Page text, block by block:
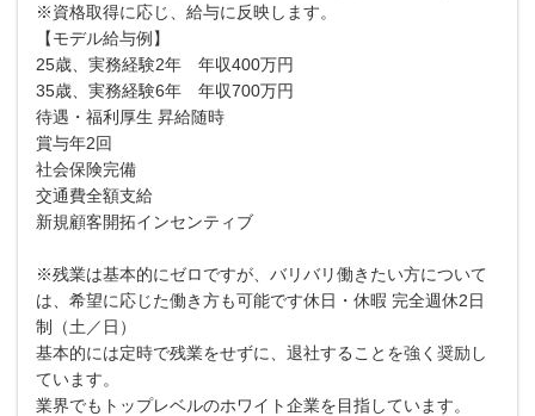
※資格取得に応じ、給与に反映します。
【モデル給与例】
25歳、実務経験2年 年収400万円
35歳、実務経験6年 年収700万円
待遇・福利厚生 昇給随時
賞与年2回
社会保険完備
交通費全額支給
新規顧客開拓インセンティブ
※残業は基本的にゼロですが、バリバリ働きたい方について
は、希望に応じた働き方も可能です休日・休暇 完全週休2日
制（土／日）
基本的には定時で残業をせずに、退社することを強く奨励し
ています。
業界でもトップレベルのホワイト企業を目指しています。